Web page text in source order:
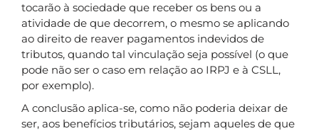
tocarão à sociedade que receber os bens ou a
atividade de que decorrem, o mesmo se aplicando
ao direito de reaver pagamentos indevidos de
tributos, quando tal vinculação seja possível (o que
pode não ser o caso em relação ao IRPJ e à CSLL,
por exemplo).
A conclusão aplica-se, como não poderia deixar de
ser, aos benefícios tributários, sejam aqueles de que